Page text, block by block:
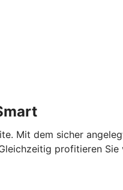
Mit dem sicher
profitieren Sie